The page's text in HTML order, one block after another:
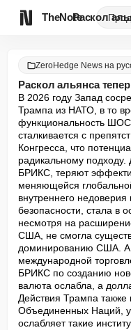
TheNote
ZeroHedge News на
Раскол альянса
В 2026 году Запад
Трампа из НАТО, в то
функциональность
сталкивается с
Конгресса, что
радикальному
БРИКС, теряют
меняющейся
внутреннего
безопасности, стала в
несмотря на
США, не смогла
доминированию США.
международной
БРИКС по созданию
валюта ослабла, а
Действия Трампа
Объединенных Наций,
ослабляет такие